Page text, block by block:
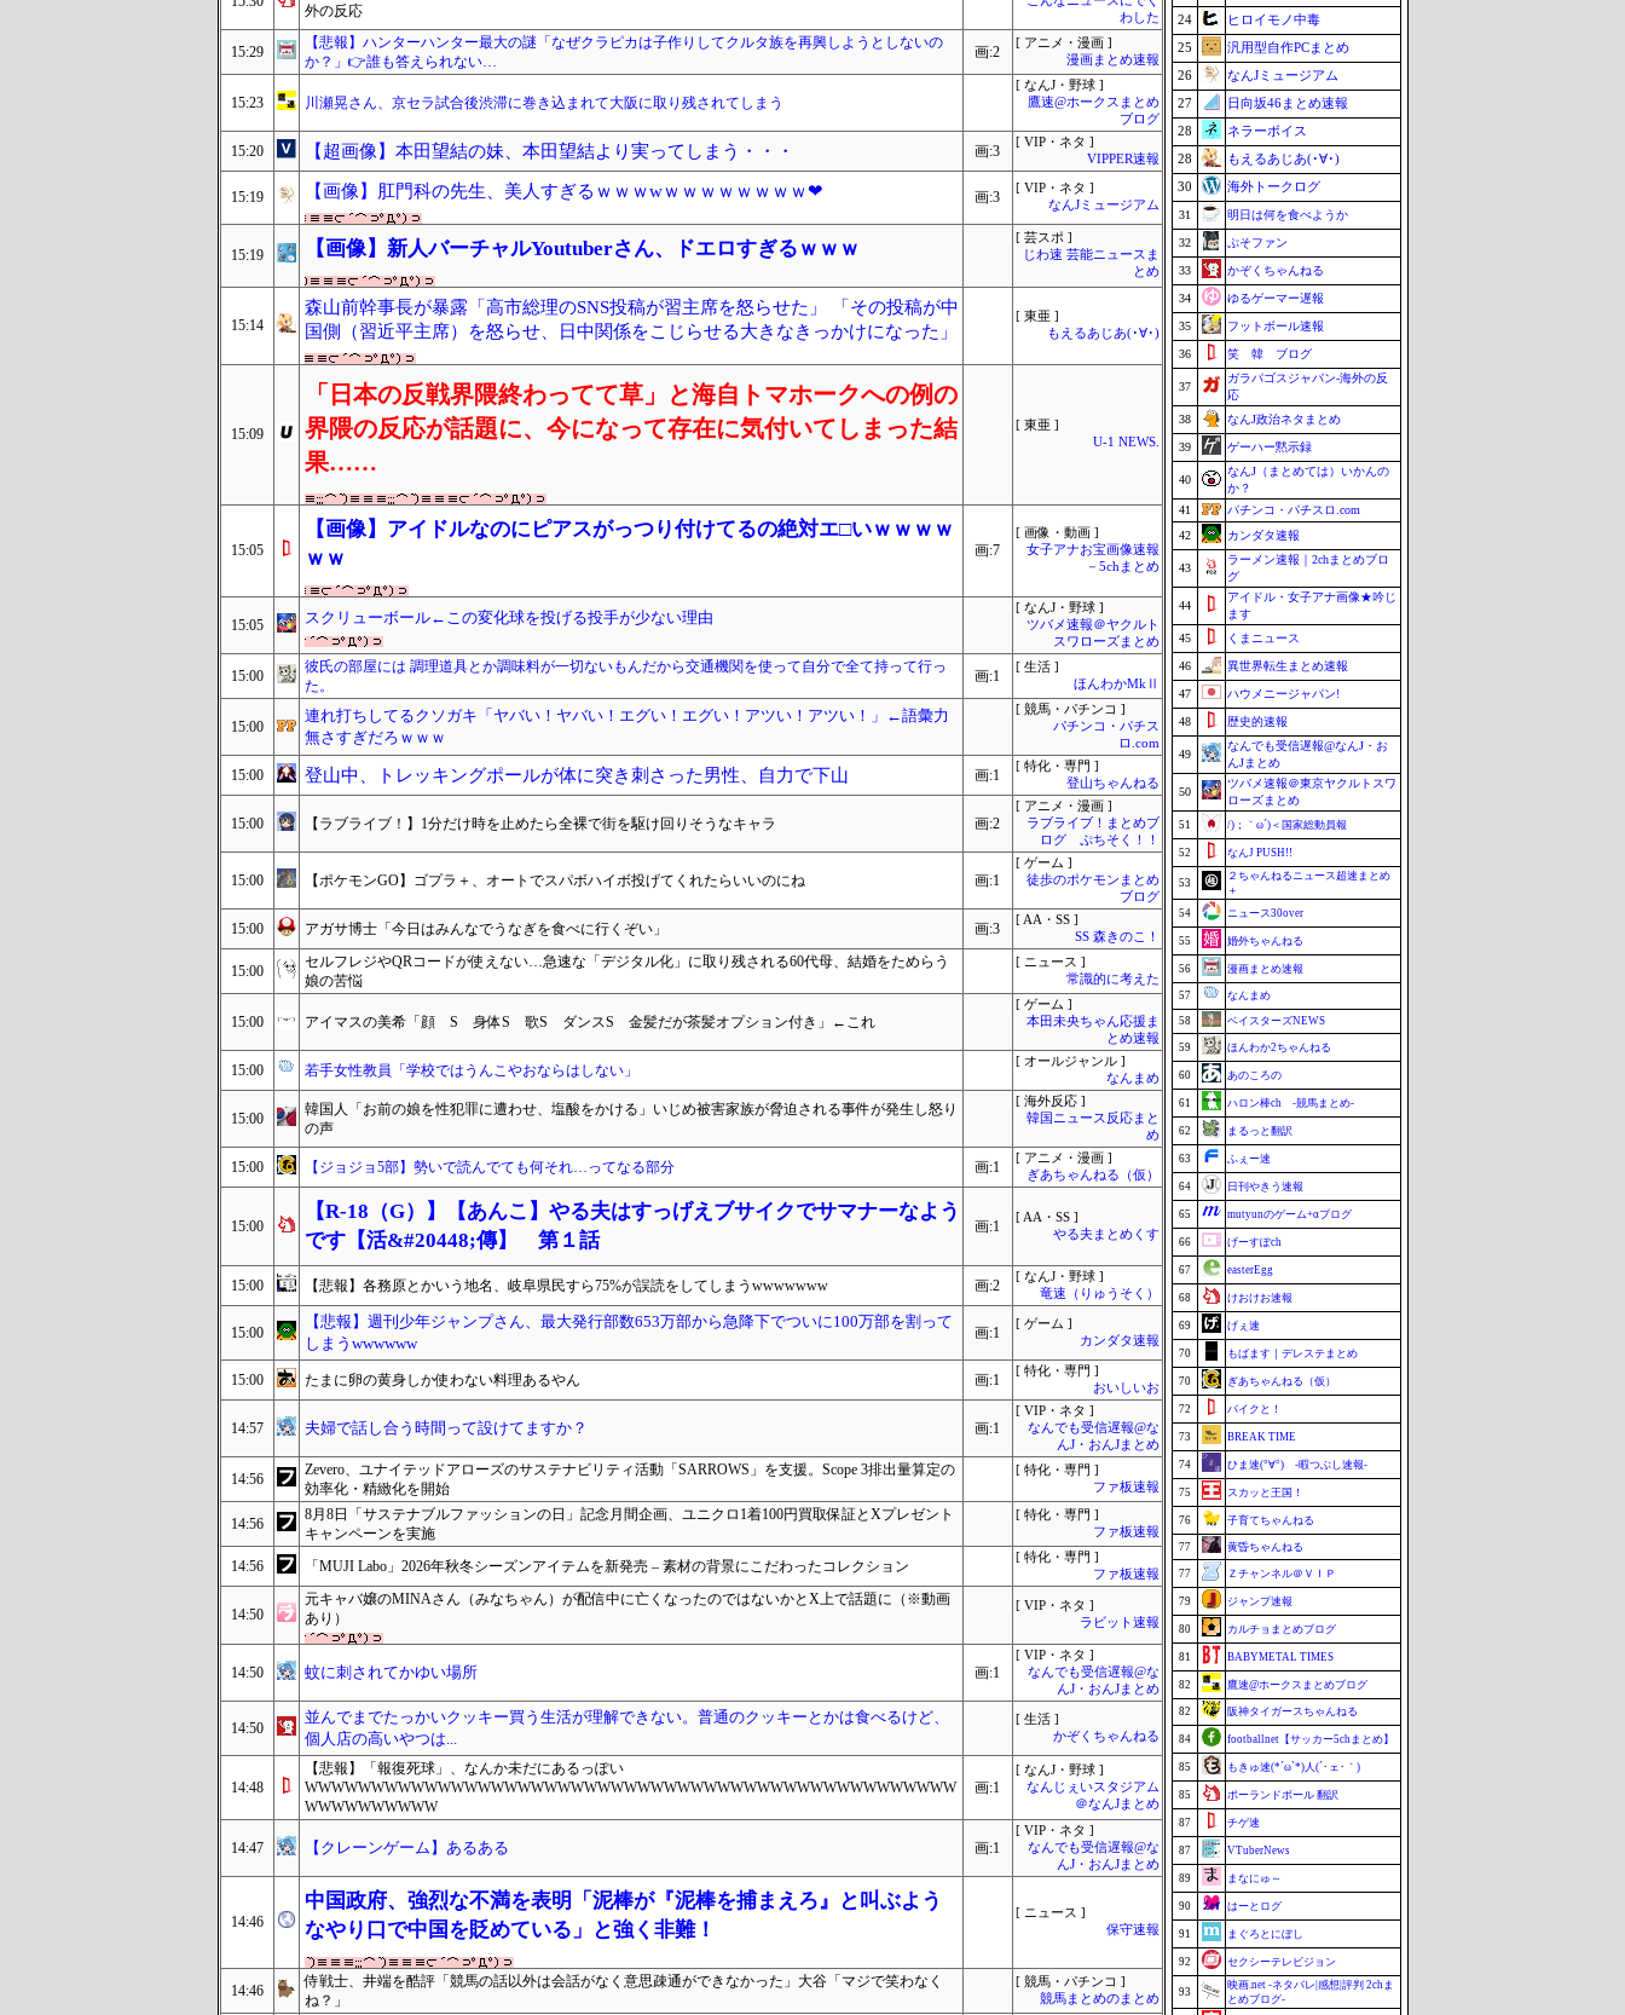
外の反応
わした
15:29
【悲報】ハンターハンター最大の謎「なぜクラピカは子作りしてクルタ族を再興しようとしないの
か？」👉️誰も答えられない…
画:2
[ アニメ・漫画 ]
漫画まとめ速報
15:23 川瀬晃さん、京セラ試合後渋滞に巻き込まれて大阪に取り残されてしまう
[ なんJ・野球 ]
鷹速@ホークスまとめ
ブログ
15:20 【超画像】本田望結の妹、本田望結より実ってしまう・・・ 画:3
[ VIP・ネタ ]
VIPPER速報
15:19 【画像】肛門科の先生、美人すぎるｗｗｗwｗｗｗｗｗｗｗｗ❤ 画:3
[ VIP・ネタ ]
なんJミュージアム
15:19 【画像】新人バーチャルYoutuberさん、ドエロすぎるｗｗｗ
[ 芸スポ ]
じわ速 芸能ニュースま
とめ
15:14
森山前幹事長が暴露「高市総理のSNS投稿が習主席を怒らせた」 「その投稿が中
国側（習近平主席）を怒らせ、日中関係をこじらせる大きなきっかけになった」
[ 東亜 ]
もえるあじあ(･∀･)
15:09
「日本の反戦界隈終わってて草」と海自トマホークへの例の
界隈の反応が話題に、今になって存在に気付いてしまった結
果……
[ 東亜 ]
U-1 NEWS.
15:05
【画像】アイドルなのにピアスがっつり付けてるの絶対エ□いｗｗｗｗ
ｗｗ
画:7
[ 画像・動画 ]
女子アナお宝画像速報
－5chまとめ
15:05 スクリューボール←この変化球を投げる投手が少ない理由
[ なんJ・野球 ]
ツバメ速報＠ヤクルト
スワローズまとめ
15:00
彼氏の部屋には 調理道具とか調味料が一切ないもんだから交通機関を使って自分で全て持って行っ
た。
画:1
[ 生活 ]
ほんわかMkⅡ
15:00
連れ打ちしてるクソガキ「ヤバい！ヤバい！エグい！エグい！アツい！アツい！」←語彙力
無さすぎだろｗｗｗ
[ 競馬・パチンコ ]
パチンコ・パチス
ロ.com
15:00 登山中、トレッキングポールが体に突き刺さった男性、自力で下山 画:1
[ 特化・専門 ]
登山ちゃんねる
15:00 【ラブライブ！】1分だけ時を止めたら全裸で街を駆け回りそうなキャラ 画:2
[ アニメ・漫画 ]
ラブライブ！まとめブ
ログ ぷちそく！！
15:00 【ポケモンGO】ゴプラ＋、オートでスパボハイボ投げてくれたらいいのにね 画:1
[ ゲーム ]
徒歩のポケモンまとめ
ブログ
15:00 アガサ博士「今日はみんなでうなぎを食べに行くぞい」 画:3
[ AA・SS ]
SS 森きのこ！
15:00
セルフレジやQRコードが使えない…急速な「デジタル化」に取り残される60代母、結婚をためらう
娘の苦悩
[ ニュース ]
常識的に考えた
15:00 アイマスの美希「顔 S 身体S 歌S ダンスS 金髪だが茶髪オプション付き」←これ
[ ゲーム ]
本田未央ちゃん応援ま
とめ速報
15:00 若手女性教員「学校ではうんこやおならはしない」
[ オールジャンル ]
なんまめ
15:00
韓国人「お前の娘を性犯罪に遭わせ、塩酸をかける」いじめ被害家族が脅迫される事件が発生し怒り
の声
[ 海外反応 ]
韓国ニュース反応まと
め
15:00 【ジョジョ5部】勢いで読んでても何それ…ってなる部分 画:1
[ アニメ・漫画 ]
ぎあちゃんねる（仮）
15:00
【R-18（G）】【あんこ】やる夫はすっげえブサイクでサマナーなよう
です【活&#20448;傳】 第１話
画:1
[ AA・SS ]
やる夫まとめくす
15:00 【悲報】各務原とかいう地名、岐阜県民すら75%が誤読をしてしまうwwwwwww 画:2
[ なんJ・野球 ]
竜速（りゅうそく）
15:00
【悲報】週刊少年ジャンプさん、最大発行部数653万部から急降下でついに100万部を割って
しまうwwwwww
画:1
[ ゲーム ]
カンダタ速報
15:00 たまに卵の黄身しか使わない料理あるやん 画:1
[ 特化・専門 ]
おいしいお
14:57 夫婦で話し合う時間って設けてますか？ 画:1
[ VIP・ネタ ]
なんでも受信遅報@な
んJ・おんJまとめ
14:56
Zevero、ユナイテッドアローズのサステナビリティ活動「SARROWS」を支援。Scope 3排出量算定の
効率化・精緻化を開始
[ 特化・専門 ]
ファ板速報
14:56
8月8日「サステナブルファッションの日」記念月間企画、ユニクロ1着100円買取保証とXプレゼント
キャンペーンを実施
[ 特化・専門 ]
ファ板速報
14:56 「MUJI Labo」2026年秋冬シーズンアイテムを新発売 – 素材の背景にこだわったコレクション
[ 特化・専門 ]
ファ板速報
14:50
元キャバ嬢のMINAさん（みなちゃん）が配信中に亡くなったのではないかとX上で話題に（※動画
あり）
[ VIP・ネタ ]
ラビット速報
14:50 蚊に刺されてかゆい場所 画:1
[ VIP・ネタ ]
なんでも受信遅報@な
んJ・おんJまとめ
14:50
並んでまでたっかいクッキー買う生活が理解できない。普通のクッキーとかは食べるけど、
個人店の高いやつは...
[ 生活 ]
かぞくちゃんねる
14:48
【悲報】「報復死球」、なんか未だにあるっぽい
WWWWWWWWWWWWWWWWWWWWWWWWWWWWWWWWWWWWWWWWWWWWWWWWW
WWWWWWWWWW
画:1
[ なんJ・野球 ]
なんじぇいスタジアム
＠なんJまとめ
14:47 【クレーンゲーム】あるある 画:1
[ VIP・ネタ ]
なんでも受信遅報@な
んJ・おんJまとめ
14:46
中国政府、強烈な不満を表明「泥棒が『泥棒を捕まえろ』と叫ぶよう
なやり口で中国を貶めている」と強く非難！
[ ニュース ]
保守速報
14:46
侍戦士、井端を酷評「競馬の話以外は会話がなく意思疎通ができなかった」大谷「マジで笑わなく
ね？」
[ 競馬・パチンコ ]
競馬まとめのまとめ
24
ヒロイモノ中毒
25
汎用型自作PCまとめ
26
なんJミュージアム
27
日向坂46まとめ速報
28
ネラーボイス
28
もえるあじあ(･∀･)
30
海外トークログ
31 明日は何を食べようか
32 ぷそファン
33 かぞくちゃんねる
34 ゆるゲーマー遅報
35 フットボール速報
36 笑 韓 ブログ
37
ガラパゴスジャパン-海外の反
応
38
なんJ政治ネタまとめ
39 ゲーハー黙示録
40
なんJ（まとめては）いかんの
か？
41
パチンコ・パチスロ.com
42
カンダタ速報
43
ラーメン速報｜2chまとめブロ
グ
44
アイドル・女子アナ画像★吟じ
ます
45
くまニュース
46 異世界転生まとめ速報
47 ハウメニージャパン!
48 歴史的速報
49
なんでも受信遅報@なんJ・お
んJまとめ
50
ツバメ速報＠東京ヤクルトスワ
ローズまとめ
51 /)；｀ω´)＜国家総動員報
52 なんJ PUSH!!
53
２ちゃんねるニュース超速まとめ
＋
54
ニュース30over
55 婚外ちゃんねる
56 漫画まとめ速報
57 なんまめ
58 ベイスターズNEWS
59 ほんわか2ちゃんねる
60 あのころの
61 ハロン棒ch -競馬まとめ-
62 まるっと翻訳
63 ふぇー速
64 日刊やきう速報
65 mutyunのゲーム+αブログ
66 げーすぽch
67 easterEgg
68 けおけお速報
69 げぇ速
70 もばます｜デレステまとめ
70 ぎあちゃんねる（仮）
72 バイクと！
73 BREAK TIME
74 ひま速(°∀°) -暇つぶし速報-
75 スカッと王国！
76 子育てちゃんねる
77 黄昏ちゃんねる
77 Ｚチャンネル＠ＶＩＰ
79 ジャンプ速報
80 カルチョまとめブログ
81 BABYMETAL TIMES
82 鷹速@ホークスまとめブログ
82 阪神タイガースちゃんねる
84 footballnet【サッカー5chまとめ】
85 もきゅ速(*´ω`*)人(´･ェ･｀)
85 ポーランドボール 翻訳
87 チゲ速
87 VTuberNews
89 まなにゅ～
90 はーとログ
91 まぐろとにぼし
92 セクシーテレビジョン
93
映画.net -ネタバレ|感想|評判 2chま
とめブログ-